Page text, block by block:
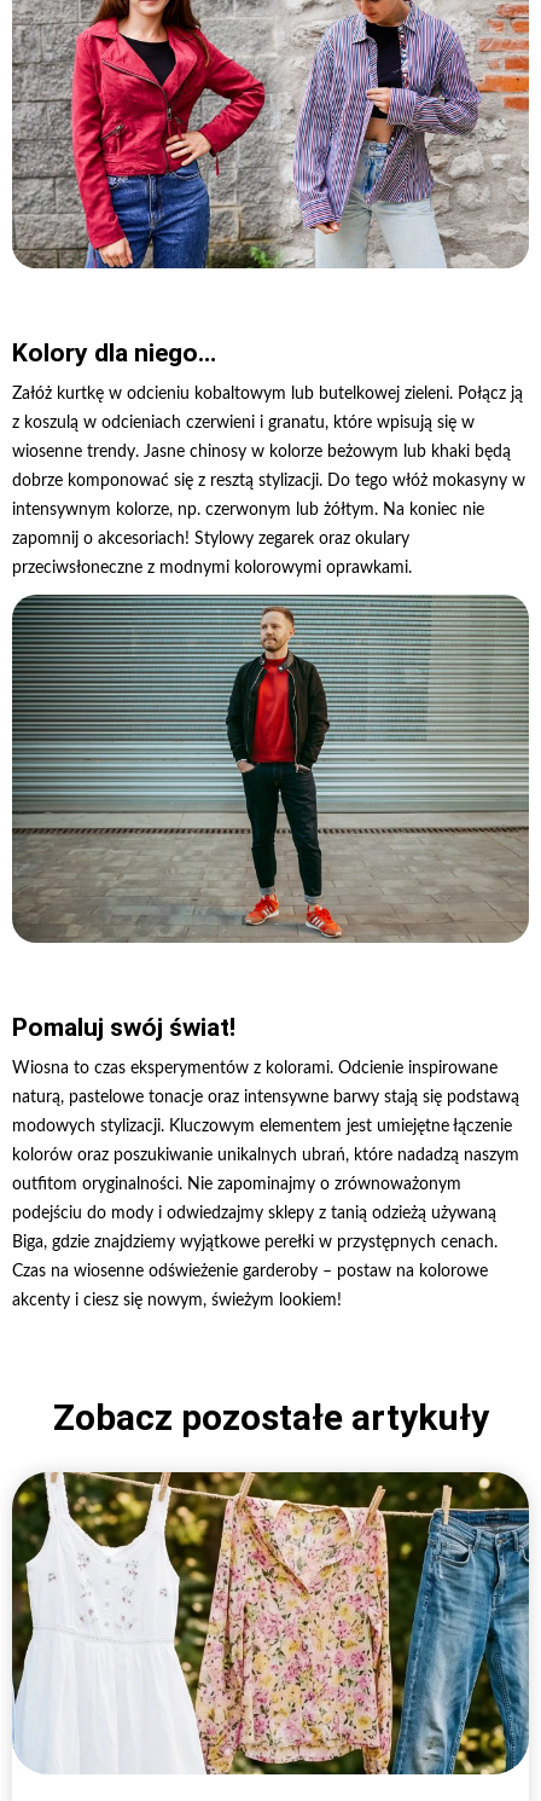
Kolory dla niego…
Załóż kurtkę w odcieniu kobaltowym lub butelkowej zieleni. Połącz ją
z koszulą w odcieniach czerwieni i granatu, które wpisują się w
wiosenne trendy. Jasne chinosy w kolorze beżowym lub khaki będą
dobrze komponować się z resztą stylizacji. Do tego włóż mokasyny w
intensywnym kolorze, np. czerwonym lub żółtym. Na koniec nie
zapomnij o akcesoriach! Stylowy zegarek oraz okulary
przeciwsłoneczne z modnymi kolorowymi oprawkami.
Pomaluj swój świat!
Wiosna to czas eksperymentów z kolorami. Odcienie inspirowane
naturą, pastelowe tonacje oraz intensywne barwy stają się podstawą
modowych stylizacji. Kluczowym elementem jest umiejętne łączenie
kolorów oraz poszukiwanie unikalnych ubrań, które nadadzą naszym
outfitom oryginalności. Nie zapominajmy o zrównoważonym
podejściu do mody i odwiedzajmy sklepy z tanią odzieżą używaną
Biga, gdzie znajdziemy wyjątkowe perełki w przystępnych cenach.
Czas na wiosenne odświeżenie garderoby – postaw na kolorowe
akcenty i ciesz się nowym, świeżym lookiem!
Zobacz pozostałe artykuły